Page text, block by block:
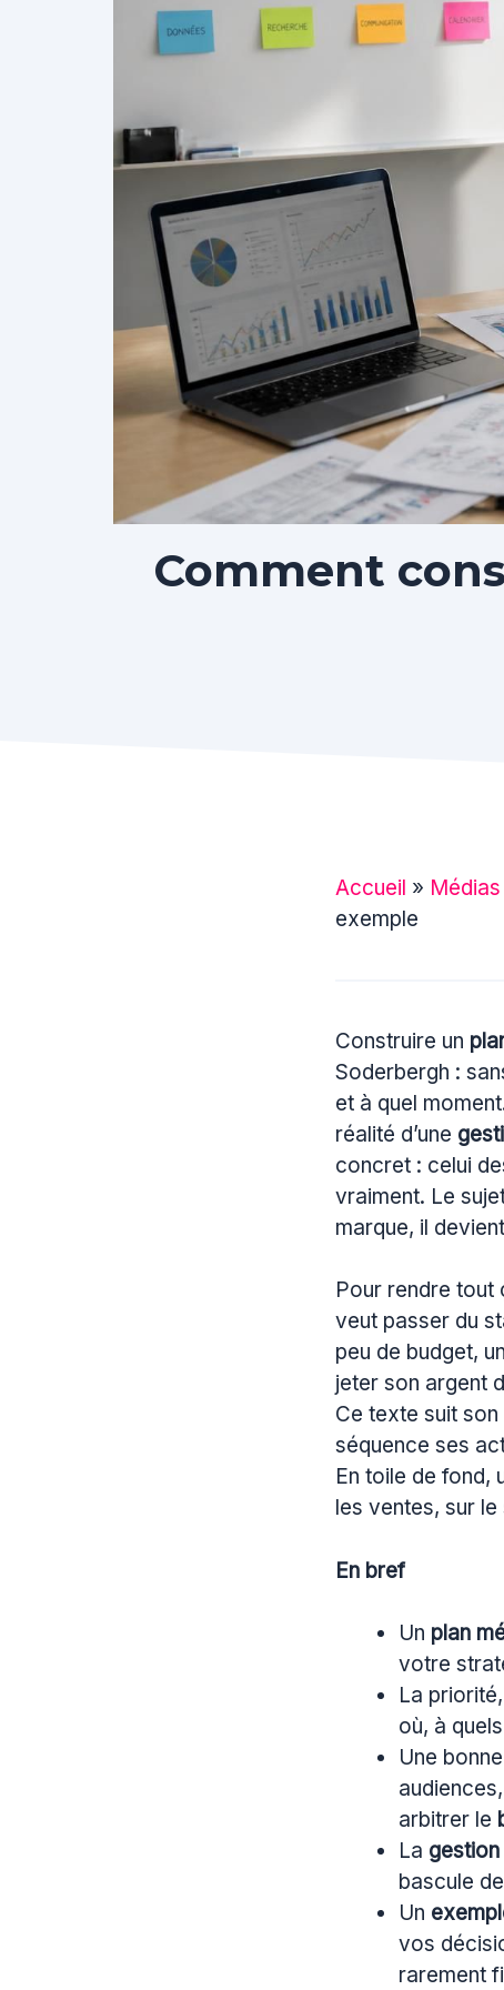
Comment
Accueil » Médias
exemple
Construire un
Soderbergh :
et à quel
réalité d’une
concret : celui
vraiment. Le
marque, il
Pour rendre tout
veut passer du
peu de budget,
jeter son argent
Ce texte suit
séquence ses
En toile de fond,
les ventes, sur
En bref
Un plan
votre
La
où, à
Une bonne
arbitrer le
La
bascule
Un
vos
rarement